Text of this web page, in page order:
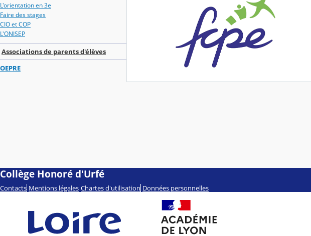
L'orientation en 3e
Faire des stages
CIO et COP
L'ONISEP
Associations de parents d'élèves
OEPRE
Collège Honoré d'Urfé
Contacts Mentions légales Chartes d'utilisation Données personnelles